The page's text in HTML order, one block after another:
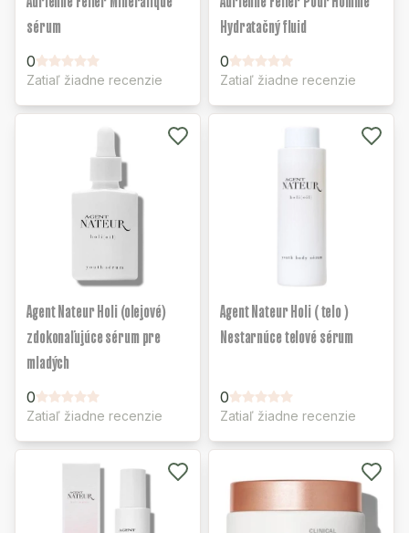
sérum
0
Zatiaľ žiadne recenzie
Hydratačný fluid
0
Zatiaľ žiadne recenzie
Agent Nateur Holi (olejové)
zdokonaľujúce sérum pre
mladých
0
Zatiaľ žiadne recenzie
Agent Nateur Holi ( telo )
Nestarnúce telové sérum
0
Zatiaľ žiadne recenzie